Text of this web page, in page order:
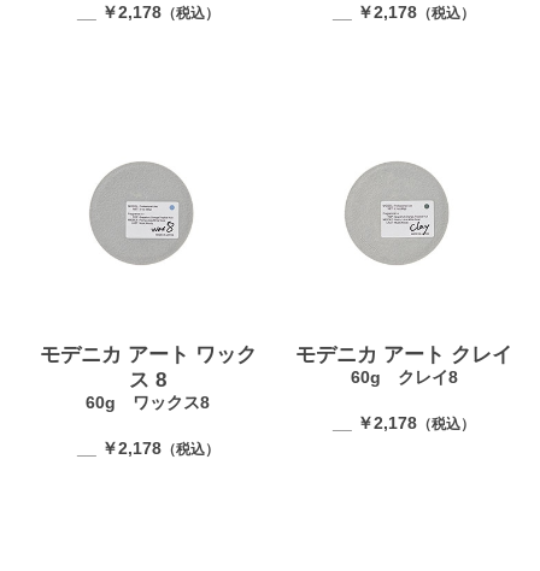
__ ￥2,178（税込） __ ￥2,178 （税込）
モデニカ アート ワック
ス 8
60g ワックス8
__ ￥2,178（税込）
モデニカ アート クレイ
60g クレイ8
__ ￥2,178 （税込）